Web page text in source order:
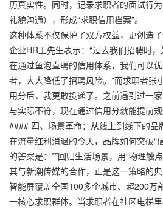
历真实性。同时，记录求职者的面试行
礼貌沟通），形成“求职信用档案”。
这种体系不仅保护了双方权益，更创造
企业HR王先生表示：“过去我们招聘时
在通过鱼泡直聘的信用体系，我们可以
者，大大降低了招聘风险。”而求职者张
用分后，我更敢投递了。之前遇到过一
与实际不符，现在通过信用分就能提前
#### 四、场景革命：从线上到线下的品
在流量红利消退的今天，品牌如何突破“
的答案是：**回归生活场景，用“物理触点
其与新潮传媒的合作，正是这一策略的
智能屏覆盖全国100多个城市、超200万
一核心求职群体。当求职者在社区电梯